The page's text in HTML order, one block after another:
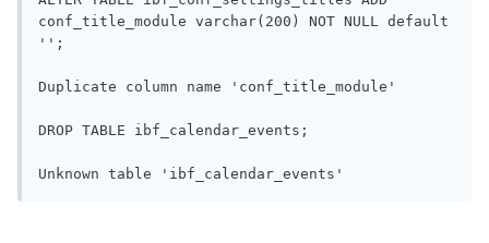
conf_title_module varchar(200) NOT NULL default
'';
Duplicate column name 'conf_title_module'
DROP TABLE ibf_calendar_events;
Unknown table 'ibf_calendar_events'